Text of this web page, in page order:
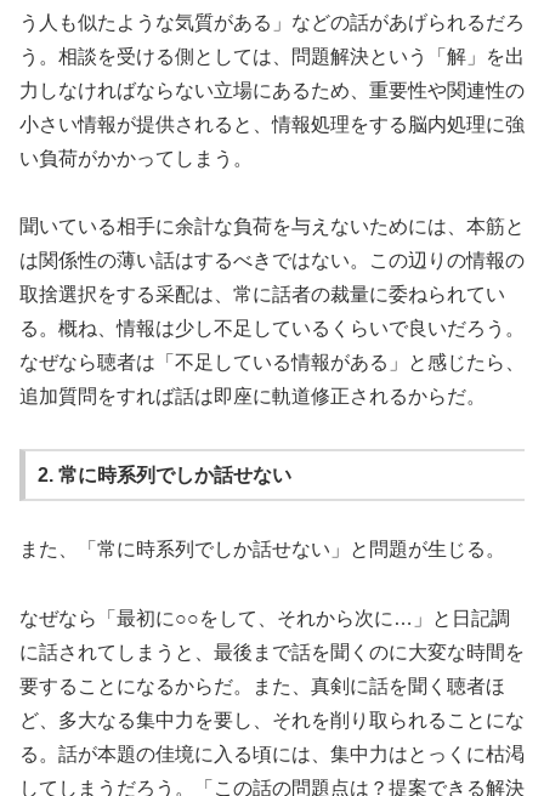
う人も似たような気質がある」などの話があげられるだろ
う。相談を受ける側としては、問題解決という「解」を出
力しなければならない立場にあるため、重要性や関連性の
小さい情報が提供されると、情報処理をする脳内処理に強
い負荷がかかってしまう。
聞いている相手に余計な負荷を与えないためには、本筋と
は関係性の薄い話はするべきではない。この辺りの情報の
取捨選択をする采配は、常に話者の裁量に委ねられてい
る。概ね、情報は少し不足しているくらいで良いだろう。
なぜなら聴者は「不足している情報がある」と感じたら、
追加質問をすれば話は即座に軌道修正されるからだ。
2. 常に時系列でしか話せない
また、「常に時系列でしか話せない」と問題が生じる。
なぜなら「最初に○○をして、それから次に…」と日記調
に話されてしまうと、最後まで話を聞くのに大変な時間を
要することになるからだ。また、真剣に話を聞く聴者ほ
ど、多大なる集中力を要し、それを削り取られることにな
る。話が本題の佳境に入る頃には、集中力はとっくに枯渇
してしまうだろう。「この話の問題点は？提案できる解決